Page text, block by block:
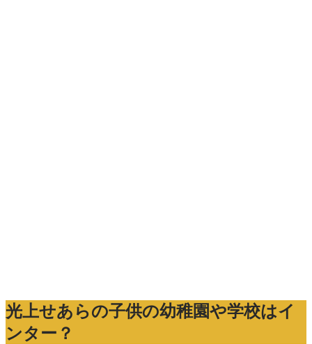
光上せあらの子供の幼稚園や学校はイ
ンター？